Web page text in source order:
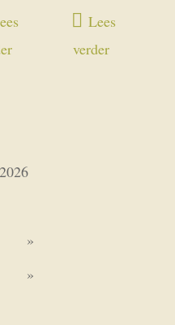
€68,00
Lees
verder